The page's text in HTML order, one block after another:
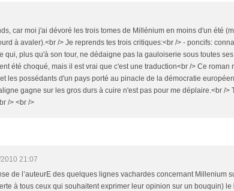
car moi j'ai dévoré les trois tomes de Millénium en moins d'un été
à avaler).<br /> Je reprends tes trois critiques:<br /> - poncifs:
qui, plus qu'à son tour, ne dédaigne pas la gauloiserie sous toutes
été choqué, mais il est vrai que c'est une traduction<br /> Ce
les possédants d'un pays porté au pinacle de la démocratie
gagne sur les gros durs à cuire n'est pas pour me déplaire.<br /
/> <br />
21:07
de l’auteurE des quelques lignes vachardes concernant Millenium
à tous ceux qui souhaitent exprimer leur opinion sur un bouquin)